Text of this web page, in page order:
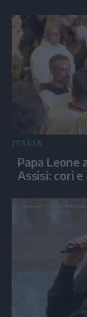
ITALIA
Papa Leone
Assisi: cori